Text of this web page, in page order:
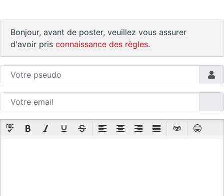
Bonjour, avant de poster, veuillez vous assurer
d'avoir pris connaissance des règles.